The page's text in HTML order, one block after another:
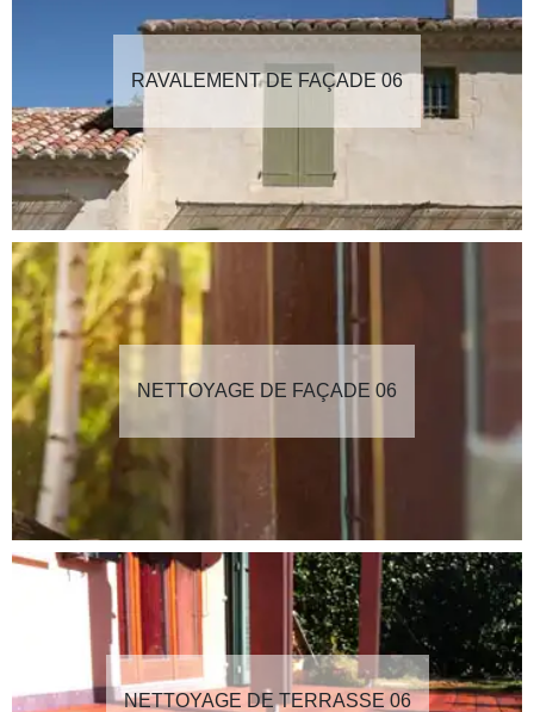
RAVALEMENT DE FAÇADE 06
NETTOYAGE DE FAÇADE 06
NETTOYAGE DE TERRASSE 06